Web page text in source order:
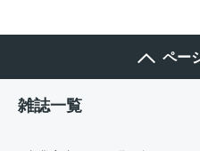
ペー
雑誌一覧